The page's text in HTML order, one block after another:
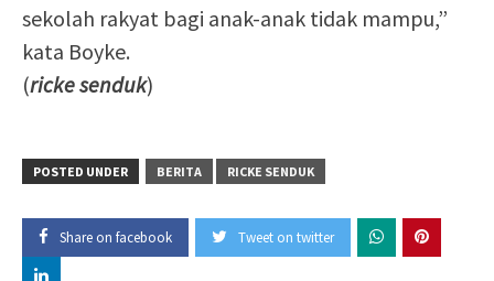
sekolah rakyat bagi anak-anak tidak mampu,”
kata Boyke.
(ricke senduk)
POSTED UNDER BERITA RICKE SENDUK
Share on facebook Tweet on twitter